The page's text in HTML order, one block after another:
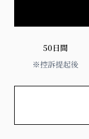
50日間
※控訴提起後